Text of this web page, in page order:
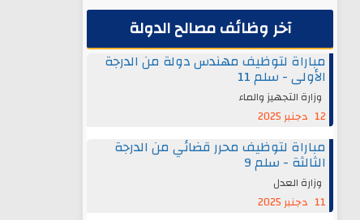
آخر وظائف مصالح الدولة
مباراة لتوظيف مهندس دولة من الدرجة
الأولى - سلم 11
وزارة التجهيز والماء
12 دجنبر 2025
مباراة لتوظيف محرر قضائي من الدرجة
الثالثة - سلم 9
وزارة العدل
11 دجنبر 2025